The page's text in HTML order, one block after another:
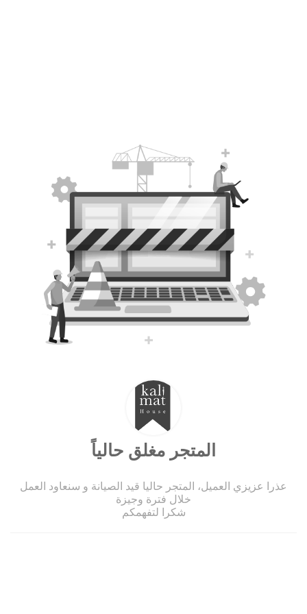
المتجر مغلق حالياً
عذرا عزيزي العميل، المتجر حاليا قيد الصيانة و سنعاود العمل
خلال فترة وجيزة
شكرا لتفهمكم